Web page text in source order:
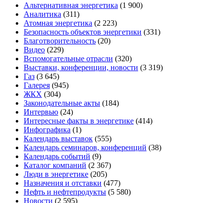
Альтернативная энергетика (1 900)
Аналитика (311)
Атомная энергетика (2 223)
Безопасность объектов энергетики (331)
Благотворительность (20)
Видео (229)
Вспомогательные отрасли (320)
Выставки, конференции, новости (3 319)
Газ (3 645)
Галерея (945)
ЖКХ (304)
Законодательные акты (184)
Интервью (24)
Интересные факты в энергетике (414)
Инфографика (1)
Календарь выставок (555)
Календарь семинаров, конференций (38)
Календарь событий (9)
Каталог компаний (2 367)
Люди в энергетике (205)
Назначения и отставки (477)
Нефть и нефтепродукты (5 580)
Новости (2 595)